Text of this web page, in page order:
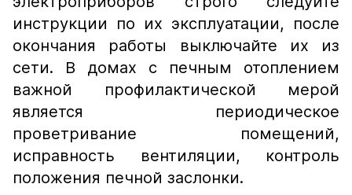
инструкции по их эксплуатации, после
окончания работы выключайте их из
сети. В домах с печным отоплением
важной профилактической мерой
является периодическое
проветривание помещений,
исправность вентиляции, контроль
положения печной заслонки.